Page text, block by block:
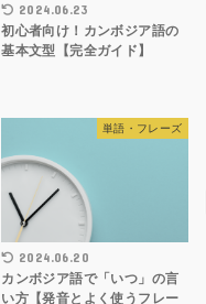
2024.06.23
初心者向け！カンボジア語の
基本文型【完全ガイド】
単語・フレーズ
2024.06.20
カンボジア語で「いつ」の言
い方【発音とよく使うフレー